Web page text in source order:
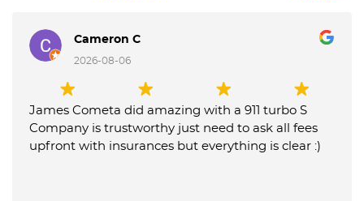
Cameron C
2026-08-06
James Cometa did amazing with a 911 turbo S
Company is trustworthy just need to ask all fees
upfront with insurances but everything is clear :)